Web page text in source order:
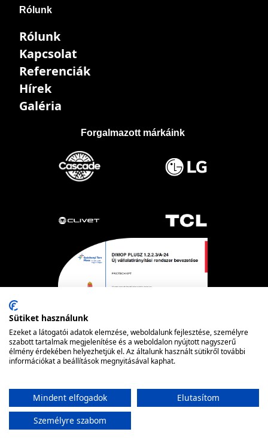
Rólunk
Rólunk
Kapcsolat
Referenciák
Hírek
Galéria
Forgalmazott márkáink
© FRIOTECHPowered by nopCommerce
Sütiket használunk
Ezeket a látogatói adatok elemzése, weboldalunk fejlesztése, személyre
szabott tartalmak megjelenítése és a weboldalon nyújtott nagyszerű
élmény érdekében helyezhetjük el. Az általunk használt sütikről további
információkat a beállítások megnyitásával kaphat.
Mindent elfogadok
Elutasítom
Személyre szabom